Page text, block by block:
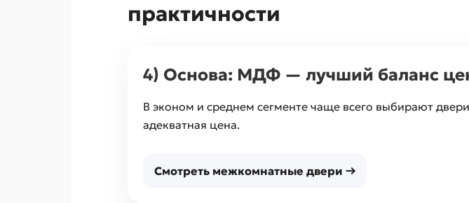
практичности
4) Основа: МДФ — лучший баланс
В эконом и среднем сегменте чаще всего выбирают
адекватная цена.
Смотреть межкомнатные двери →